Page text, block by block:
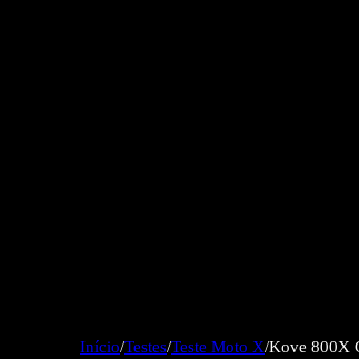
Início/Testes/Teste Moto X/Kove 800X